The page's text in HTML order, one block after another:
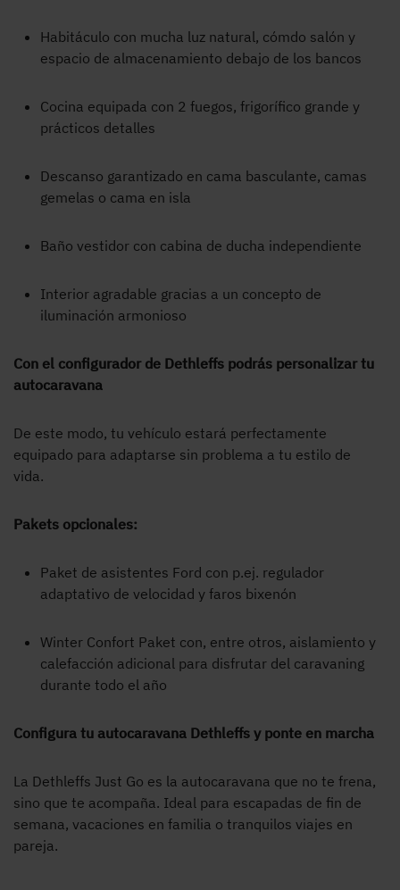
Habitáculo con mucha luz natural, cómdo salón y
espacio de almacenamiento debajo de los bancos
Cocina equipada con 2 fuegos, frigorífico grande y
prácticos detalles
Descanso garantizado en cama basculante, camas
gemelas o cama en isla
Baño vestidor con cabina de ducha independiente
Interior agradable gracias a un concepto de
iluminación armonioso
Con el configurador de Dethleffs podrás personalizar tu
autocaravana
De este modo, tu vehículo estará perfectamente
equipado para adaptarse sin problema a tu estilo de
vida.
Pakets opcionales:
Paket de asistentes Ford con p.ej. regulador
adaptativo de velocidad y faros bixenón
Winter Confort Paket con, entre otros, aislamiento y
calefacción adicional para disfrutar del caravaning
durante todo el año
Configura tu autocaravana Dethleffs y ponte en marcha
La Dethleffs Just Go es la autocaravana que no te frena,
sino que te acompaña. Ideal para escapadas de fin de
semana, vacaciones en familia o tranquilos viajes en
pareja.